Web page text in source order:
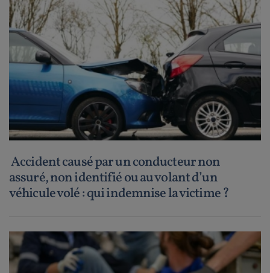
Accident causé par un conducteur non
assuré, non identifié ou au volant d’un
véhicule volé : qui indemnise la victime ?